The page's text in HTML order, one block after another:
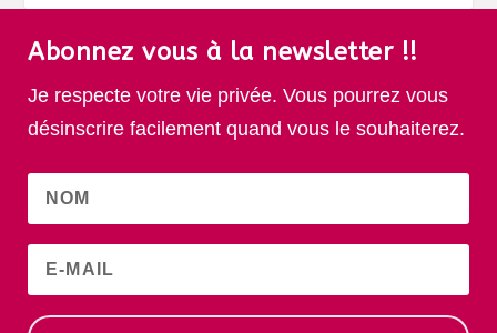
Abonnez vous à la newsletter !!
Je respecte votre vie privée. Vous pourrez vous
désinscrire facilement quand vous le souhaiterez.